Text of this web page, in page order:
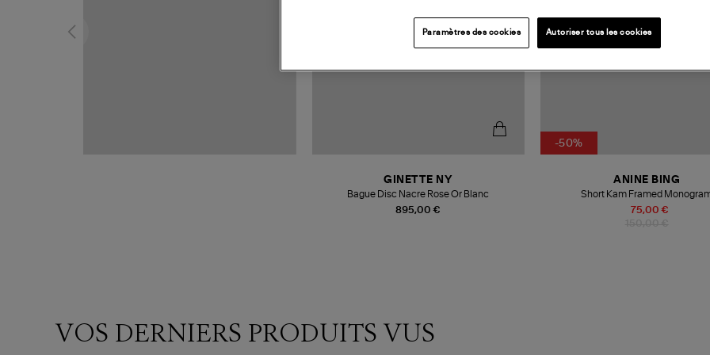
895,00 €
GINETTE NY
Bague Disc Nacre Rose Or Blanc
-50%
75,00 €
ANINE BING
Short Kam Framed
VOS DERNIERS PRODUITS VUS
Paramètres des cookies Autoriser tous les cookies